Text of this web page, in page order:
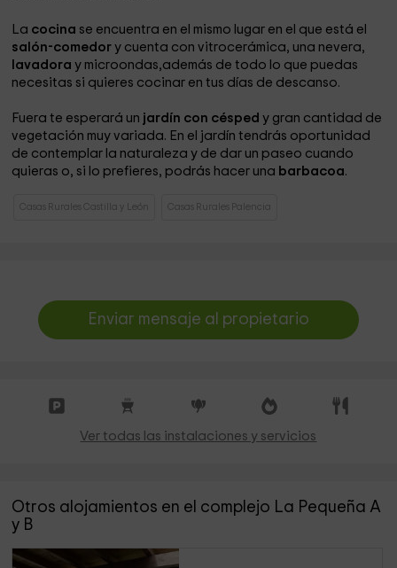
La cocina se encuentra en el mismo lugar en el que está el
salón-comedor y cuenta con vitrocerámica, una nevera,
lavadoray microondas,además de todo lo que puedas
necesitas si quieres cocinar en tus días de descanso.
Fuera te esperará un jardín con céspedy gran cantidad de
vegetación muy variada. En el jardín tendrás oportunidad
de contemplar la naturaleza y de dar un paseo cuando
quieras o, si lo prefieres, podrás hacer una barbacoa.
Casas Rurales Castilla y León Casas Rurales Palencia
Enviar mensaje al propietario
Ver todas las instalaciones y servicios
Otros alojamientos en el complejo La Pequeña A
y B